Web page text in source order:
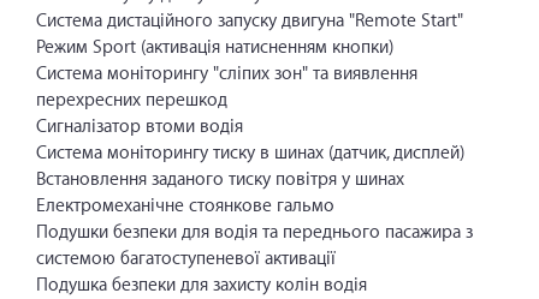
Система дистаційного запуску двигуна "Remote Start"
Режим Sport (активація натисненням кнопки)
Система моніторингу "сліпих зон" та виявлення
перехресних перешкод
Сигналізатор втоми водія
Система моніторингу тиску в шинах (датчик, дисплей)
Встановлення заданого тиску повітря у шинах
Електромеханічне стоянкове гальмо
Подушки безпеки для водія та переднього пасажира з
системою багатоступеневої активації
Подушка безпеки для захисту колін водія